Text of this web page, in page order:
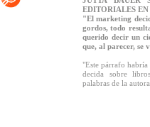
EDITORIALES
"El marketing
gordos, todo
querido decir un
que, al parecer, se
"Este párrafo
decida sobre
palabras de la